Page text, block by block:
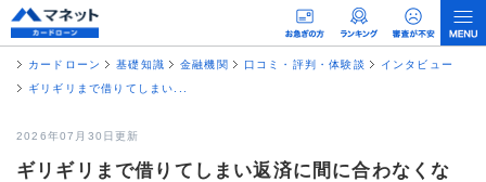
カードローン 基礎知識 金融機関 口コミ・評判・体験談
インタビュー
ギリギリまで借りてしまい...
2026年07月30日更新
ギリギリまで借りてしまい返済に間に合わなくな